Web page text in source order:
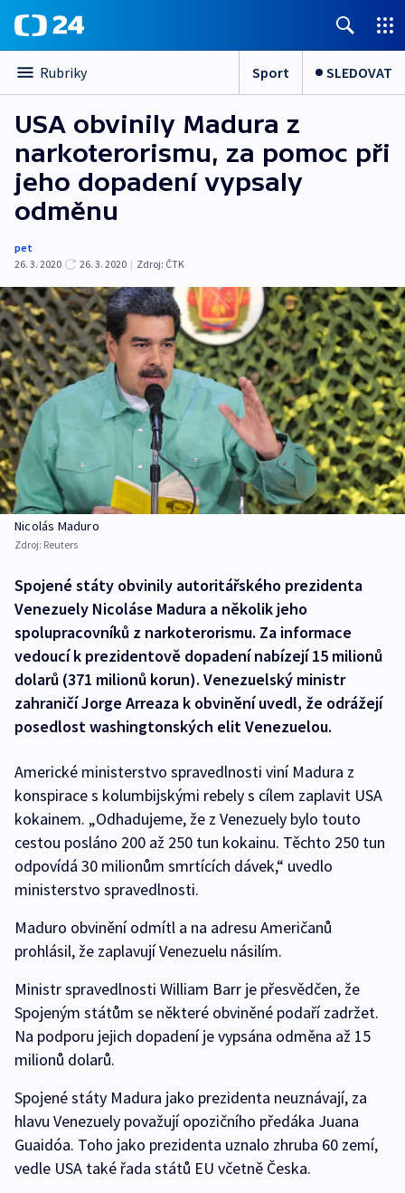
Rubriky Sport SLEDOVAT
USA obvinily Madura z
narkoterorismu, za pomoc při
jeho dopadení vypsaly
odměnu
pet
26. 3. 2020
26. 3. 2020 | Zdroj: ČTK
Nicolás Maduro
Zdroj: Reuters
Spojené státy obvinily autoritářského prezidenta
Venezuely Nicoláse Madura a několik jeho
spolupracovníků z narkoterorismu. Za informace
vedoucí k prezidentově dopadení nabízejí 15 milionů
dolarů (371 milionů korun). Venezuelský ministr
zahraničí Jorge Arreaza k obvinění uvedl, že odrážejí
posedlost washingtonských elit Venezuelou.
Americké ministerstvo spravedlnosti viní Madura z
konspirace s kolumbijskými rebely s cílem zaplavit USA
kokainem. „Odhadujeme, že z Venezuely bylo touto
cestou posláno 200 až 250 tun kokainu. Těchto 250 tun
odpovídá 30 milionům smrtících dávek,“ uvedlo
ministerstvo spravedlnosti.
Maduro obvinění odmítl a na adresu Američanů
prohlásil, že zaplavují Venezuelu násilím.
Ministr spravedlnosti William Barr je přesvědčen, že
Spojeným státům se některé obviněné podaří zadržet.
Na podporu jejich dopadení je vypsána odměna až 15
milionů dolarů.
Spojené státy Madura jako prezidenta neuznávají, za
hlavu Venezuely považují opozičního předáka Juana
Guaidóa. Toho jako prezidenta uznalo zhruba 60 zemí,
vedle USA také řada států EU včetně Česka.